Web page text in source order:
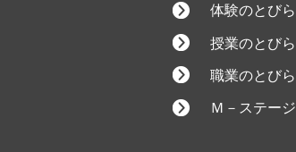
体験のとびら
授業のとびら
職業のとびら
Ｍ－ステージ